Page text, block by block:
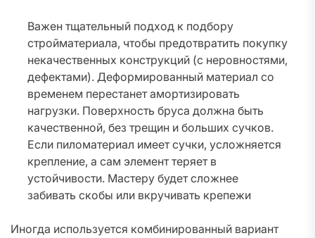
Важен тщательный подход к подбору
стройматериала, чтобы предотвратить покупку
некачественных конструкций (с неровностями,
дефектами). Деформированный материал со
временем перестанет амортизировать
нагрузки. Поверхность бруса должна быть
качественной, без трещин и больших сучков.
Если пиломатериал имеет сучки, усложняется
крепление, а сам элемент теряет в
устойчивости. Мастеру будет сложнее
забивать скобы или вкручивать крепежи
Иногда используется комбинированный вариант